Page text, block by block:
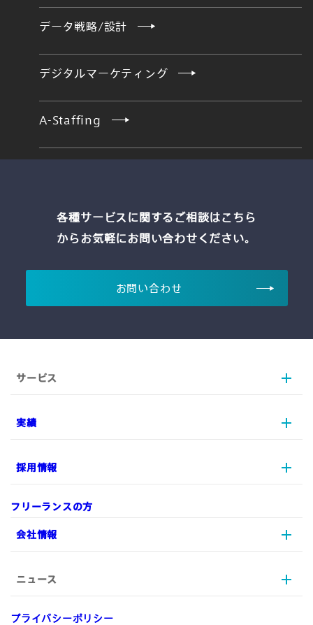
データ戦略/設計
デジタルマーケティング
A-Staffing
各種サービスに関するご相談はこちら
からお気軽にお問い合わせください。
お問い合わせ
サービス
データ戦略
実績
制作実績
採用情報
フリーランスの方
会社情報
ニュース
プライバシーポリシー